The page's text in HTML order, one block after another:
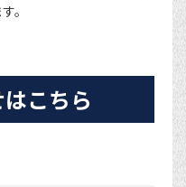
。
こちら